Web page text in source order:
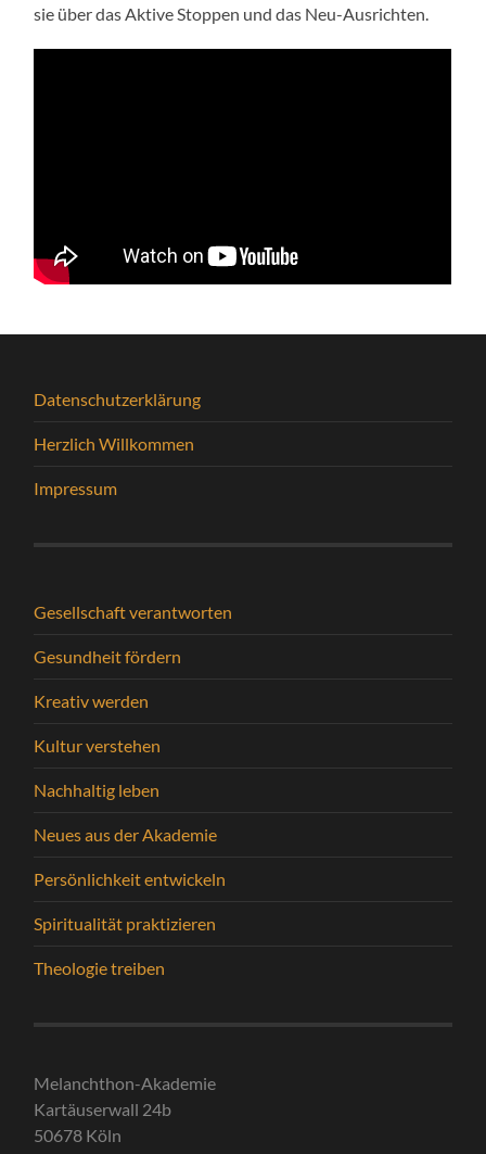
sie über das Aktive Stoppen und das Neu-Ausrichten.
Datenschutzerklärung
Herzlich Willkommen
Impressum
Gesellschaft verantworten
Gesundheit fördern
Kreativ werden
Kultur verstehen
Nachhaltig leben
Neues aus der Akademie
Persönlichkeit entwickeln
Spiritualität praktizieren
Theologie treiben
Melanchthon-Akademie
Kartäuserwall 24b
50678 Köln